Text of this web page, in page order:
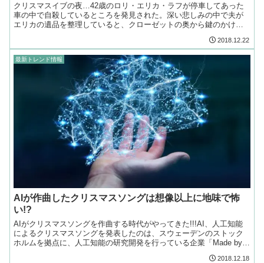
クリスマスイブの夜…42歳のロリ・エリカ・ラフが停車してあった
車の中で自殺しているところを発見された。深い悲しみの中で夫が
エリカの遺品を整理していると、クローゼットの奥から鍵のかけら
2018.12.22
最新トレンド情報
AIが作曲したクリスマスソングは想像以上に地味で怖
い!?
AIがクリスマスソングを作曲する時代がやってきた!!!AI、人工知能
によるクリスマスソングを発表したのは、スウェーデンのストック
ホルムを拠点に、人工知能の研究開発を行っている企業「Made by
2018.12.18